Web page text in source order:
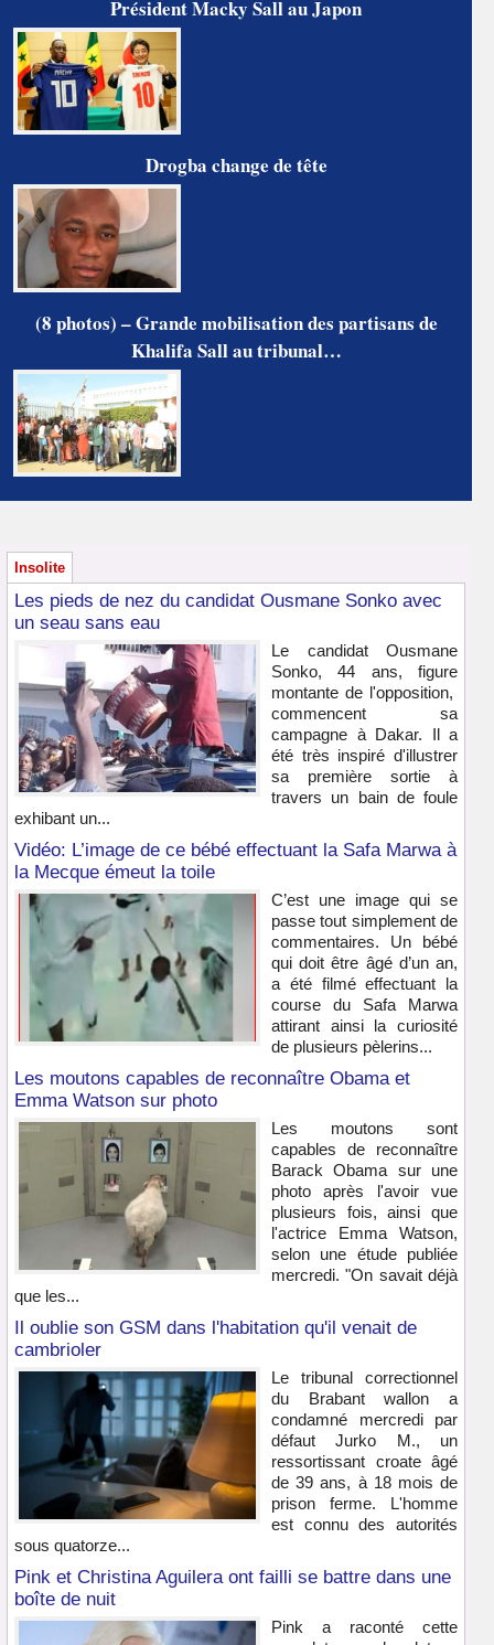
Président Macky Sall au Japon
Drogba change de tête
(8 photos) – Grande mobilisation des partisans de
Khalifa Sall au tribunal…
Insolite
Les pieds de nez du candidat Ousmane Sonko avec
un seau sans eau
Le candidat Ousmane
Sonko, 44 ans, figure
montante de l'opposition,
commencent sa
campagne à Dakar. Il a
été très inspiré d'illustrer
sa première sortie à
travers un bain de foule
exhibant un...
Vidéo: L’image de ce bébé effectuant la Safa Marwa à
la Mecque émeut la toile
C’est une image qui se
passe tout simplement de
commentaires. Un bébé
qui doit être âgé d’un an,
a été filmé effectuant la
course du Safa Marwa
attirant ainsi la curiosité
de plusieurs pèlerins...
Les moutons capables de reconnaître Obama et
Emma Watson sur photo
Les moutons sont
capables de reconnaître
Barack Obama sur une
photo après l'avoir vue
plusieurs fois, ainsi que
l'actrice Emma Watson,
selon une étude publiée
mercredi. "On savait déjà
que les...
Il oublie son GSM dans l'habitation qu'il venait de
cambrioler
Le tribunal correctionnel
du Brabant wallon a
condamné mercredi par
défaut Jurko M., un
ressortissant croate âgé
de 39 ans, à 18 mois de
prison ferme. L'homme
est connu des autorités
sous quatorze...
Pink et Christina Aguilera ont failli se battre dans une
boîte de nuit
Pink a raconté cette